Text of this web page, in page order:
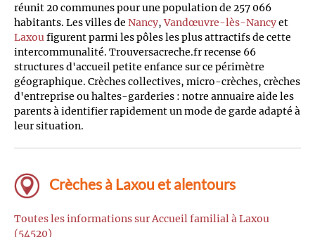
réunit 20 communes pour une population de 257 066
habitants. Les villes de Nancy,Vandœuvre-lès-Nancyet
Laxou figurent parmi les pôles les plus attractifs de cette
intercommunalité. Trouversacreche.fr recense 66
structures d'accueil petite enfance sur ce périmètre
géographique. Crèches collectives, micro-crèches, crèches
d'entreprise ou haltes-garderies : notre annuaire aide les
parents à identifier rapidement un mode de garde adapté à
leur situation.
Crèches à Laxou et alentours
Toutes les informations sur Accueil familial à Laxou
(54520)